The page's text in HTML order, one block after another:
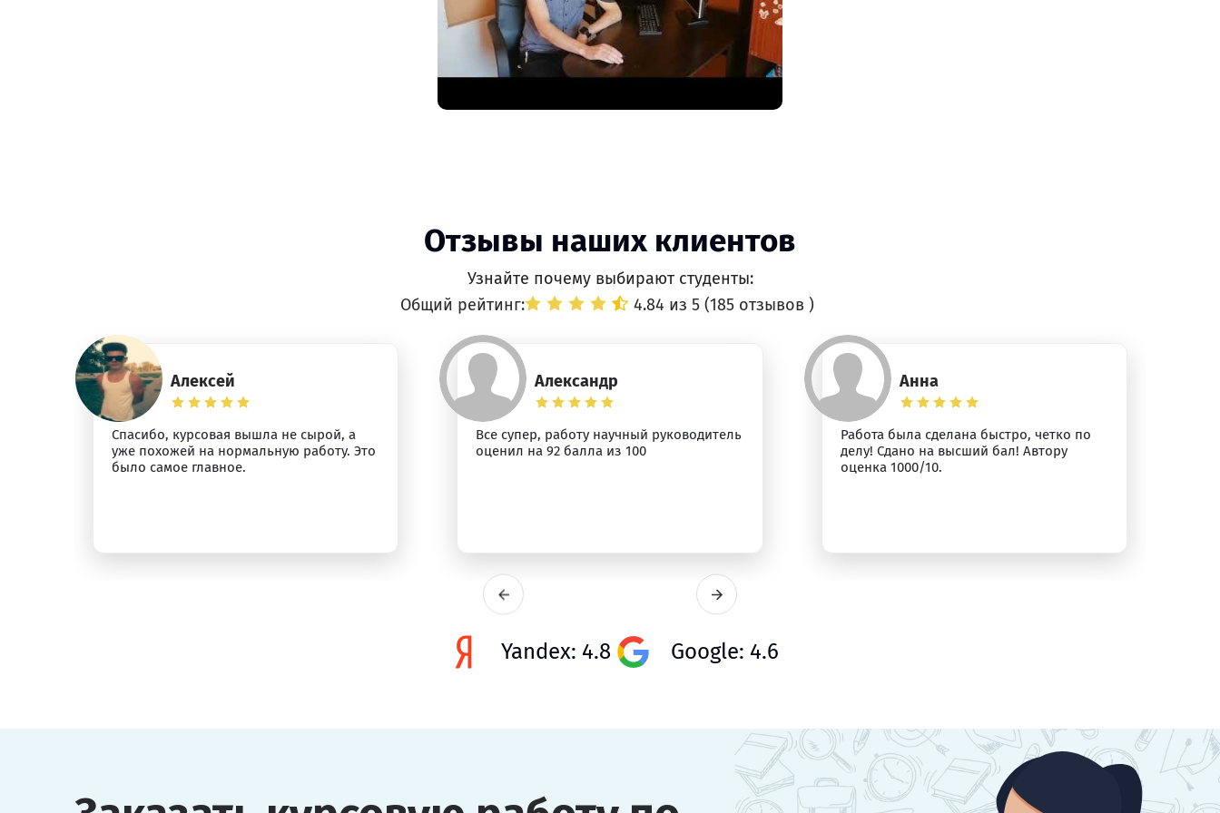
Отзывы наших клиентов
Узнайте почему выбирают студенты:
Общий рейтинг:
4.84 из 5 (185 отзывов )
Алексей
Спасибо, курсовая вышла не сырой, а
уже похожей на нормальную работу. Это
было самое главное.
Александр
Все супер, работу научный руководитель
оценил на 92 балла из 100
Анна
Работа была сделана быстро, четко по
делу! Сдано на высший бал! Автору
оценка 1000/10.
Yandex: 4.8 Google: 4.6